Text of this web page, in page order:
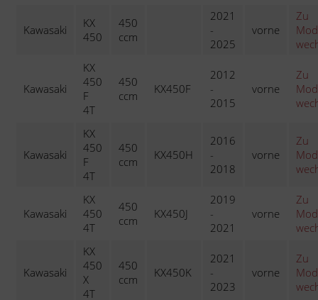
Kawasaki
KX
450
450
ccm
2021
-
2025
vorne
Zu
Kawasaki
KX
450
F
4T
450
ccm
KX450F
2012
-
2015
vorne
Zu
Kawasaki
KX
450
F
4T
450
ccm
KX450H
2016
-
2018
vorne
Zu
Kawasaki
KX
450
4T
450
ccm
KX450J
2019
-
2021
vorne
Zu
Kawasaki
KX
450
X
4T
450
ccm
KX450K
2021
-
2023
vorne
Zu